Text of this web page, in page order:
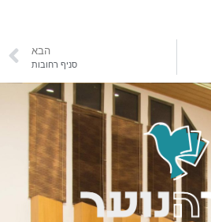
הבא
סניף רחובות